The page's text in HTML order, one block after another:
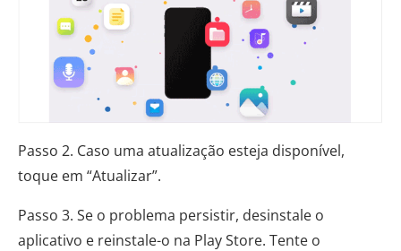
Passo 2. Caso uma atualização esteja disponível,
toque em “Atualizar”.
Passo 3. Se o problema persistir, desinstale o
aplicativo e reinstale-o na Play Store. Tente o